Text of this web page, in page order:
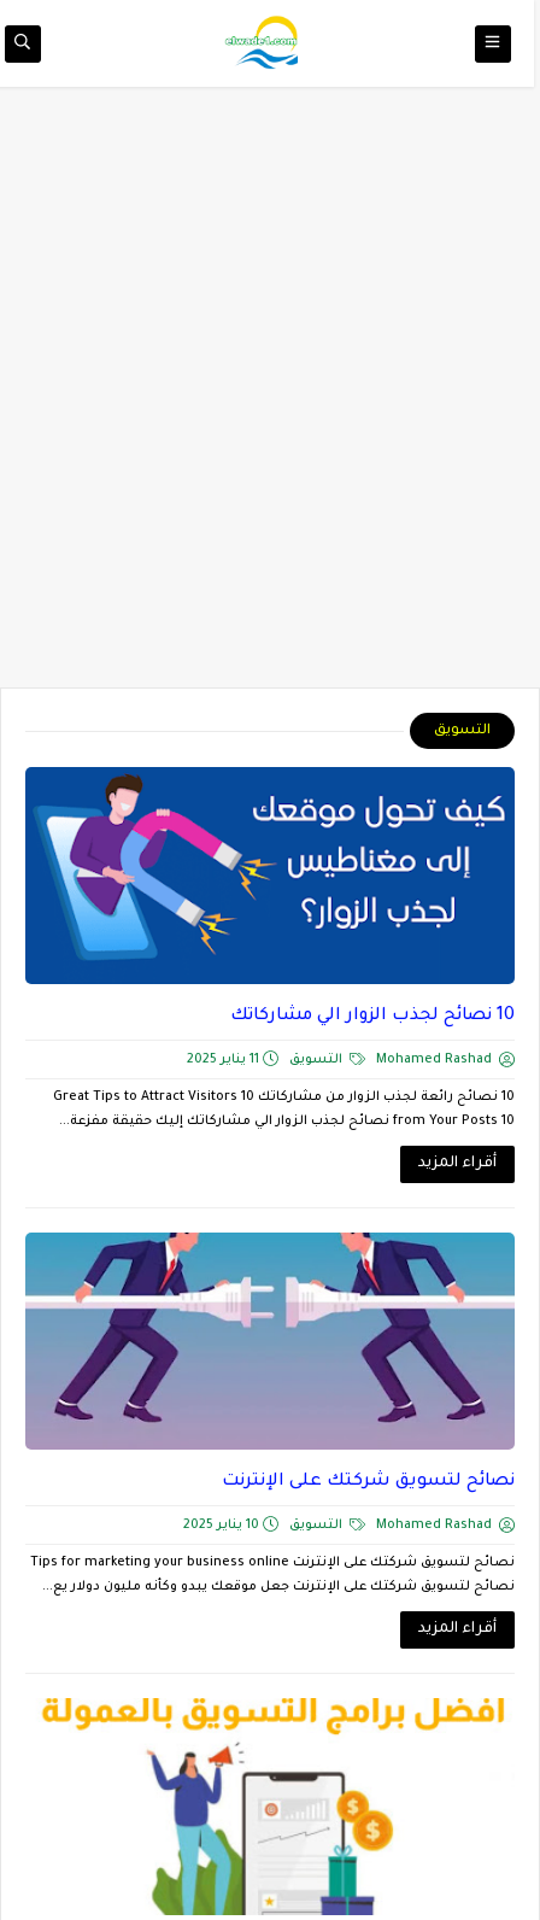
التسويق
10 نصائح لجذب الزوار الي مشاركاتك
Mohamed Rashad التسويق 11 يناير 2025
10 نصائح رائعة لجذب الزوار من مشاركاتك 10 Great Tips to Attract Visitors
from Your Posts 10 نصائح لجذب الزوار الي مشاركاتك إليك حقيقة مفزعة...
أقراء المزيد
نصائح لتسويق شركتك على الإنترنت
Mohamed Rashad التسويق 10 يناير 2025
نصائح لتسويق شركتك على الإنترنت Tips for marketing your business online
نصائح لتسويق شركتك على الإنترنت جعل موقعك يبدو وكأنه مليون دولار يع...
أقراء المزيد